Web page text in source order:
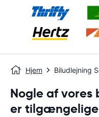
Hjem Biludlejning
Nogle af vores
er tilgængelige